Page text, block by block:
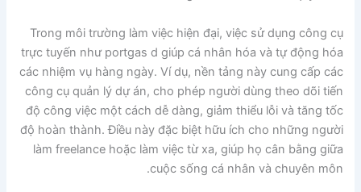
Trong môi trường làm việc hiện đại, việc sử dụng công cụ
trực tuyến như portgas d giúp cá nhân hóa và tự động hóa
các nhiệm vụ hàng ngày. Ví dụ, nền tảng này cung cấp các
công cụ quản lý dự án, cho phép người dùng theo dõi tiến
độ công việc một cách dễ dàng, giảm thiểu lỗi và tăng tốc
độ hoàn thành. Điều này đặc biệt hữu ích cho những người
làm freelance hoặc làm việc từ xa, giúp họ cân bằng giữa
cuộc sống cá nhân và chuyên môn.